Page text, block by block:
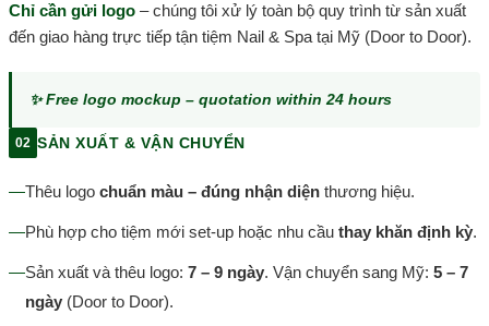
Chỉ cần gửi logo – chúng tôi xử lý toàn bộ quy trình từ sản xuất
đến giao hàng trực tiếp tận tiệm Nail & Spa tại Mỹ (Door to Door).
✨ Free logo mockup – quotation within 24 hours
02 SẢN XUẤT & VẬN CHUYỂN
—Thêu logo chuẩn màu – đúng nhận diện thương hiệu.
—Phù hợp cho tiệm mới set-up hoặc nhu cầu thay khăn định kỳ.
—Sản xuất và thêu logo: 7 – 9 ngày. Vận chuyển sang Mỹ: 5 – 7
ngày (Door to Door).